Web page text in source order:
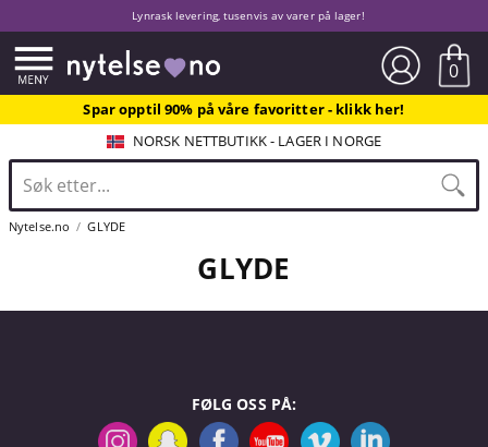
Lynrask levering, tusenvis av varer på lager!
0
Spar opptil 90% på våre favoritter - klikk her!
NORSK NETTBUTIKK - LAGER I NORGE
Nytelse.no GLYDE
GLYDE
FØLG OSS PÅ: